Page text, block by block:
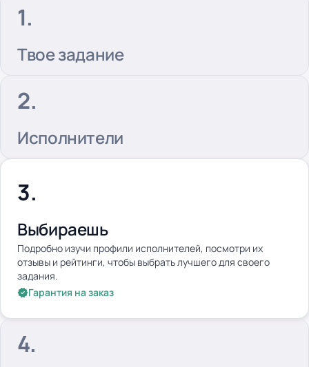
Твое задание
Исполнители
Выбираешь
Подробно изучи профили исполнителей, посмотри их
отзывы и рейтинги, чтобы выбрать лучшего для своего
задания.
Гарантия на заказ